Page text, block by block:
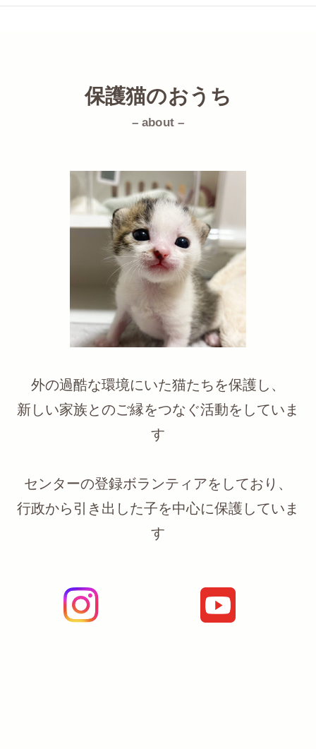
保護猫のおうち
– about –
外の過酷な環境にいた猫たちを保護し、
新しい家族とのご縁をつなぐ活動をしていま
す
センターの登録ボランティアをしており、
行政から引き出した子を中心に保護していま
す